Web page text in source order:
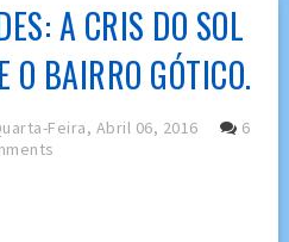
A CRIS DO SOL
O BAIRRO GÓTICO.
Feira, Abril 06, 2016
6